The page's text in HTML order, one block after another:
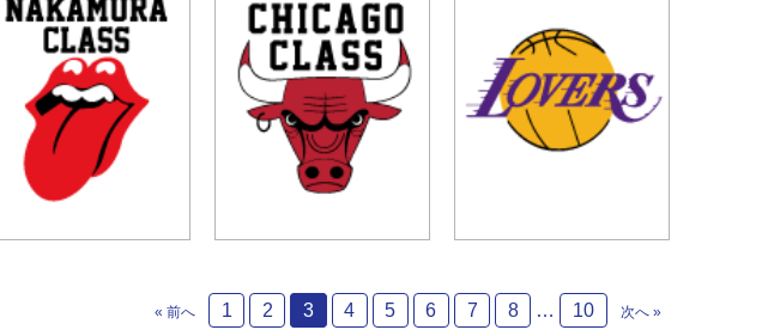
« 前へ 1 2 3 4 5 6 7 8 … 10 次へ »